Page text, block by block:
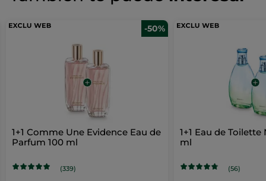
de
AÑADIR UNA RESEÑA
-50%
1+1 Comme Une Evidence Eau de
Parfum 100 ml
(339)
1+1 Eau de
ml
(56)